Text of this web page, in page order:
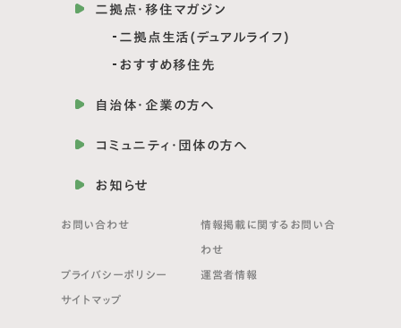
二拠点・移住マガジン
二拠点生活(デュアルライフ)
おすすめ移住先
自治体・企業の方へ
コミュニティ・団体の方へ
お知らせ
お問い合わせ 情報掲載に関する お問い合
わせ
プライバシーポリシー 運営者情報
サイトマップ